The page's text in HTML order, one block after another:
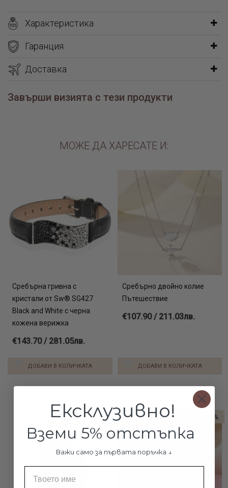
Характеристика
Гаранция
Доставка
Завърши визията с тези продукти
МОЖЕ ДА ХАРЕСАТЕ И:
Сребърна гривна с
кристали от Sw® SG427
Black and White с черна
кожена верижка
€143.70 / 281.05лв.
ДОБАВИ В КОЛИЧКАТА
Сребърно двойно колие
Пътешествие
€107.90 / 211.03лв.
ДОБАВИ В КОЛИЧКАТА
-10%
Ексклузивно!
Вземи 5% отстъпка
Важи само за първата поръчка ↓